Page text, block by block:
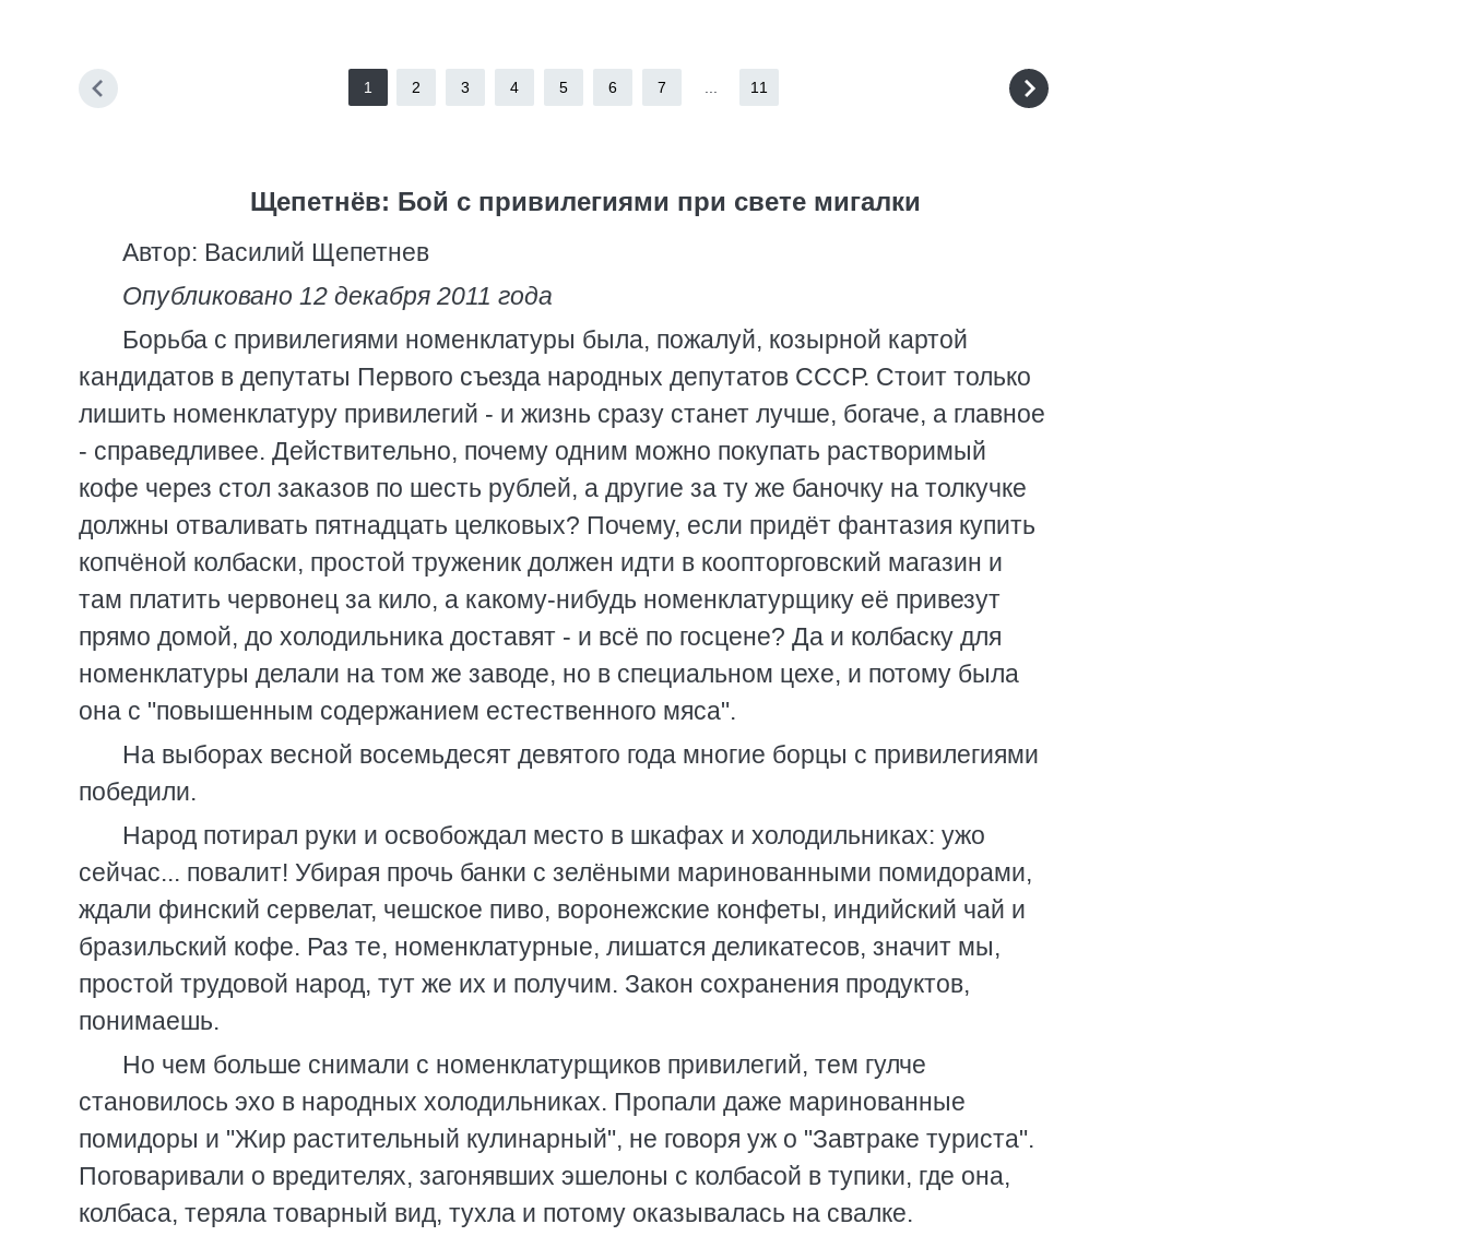
1 2 3 4 5 6 7 11
Щепетнёв: Бой с привилегиями при свете мигалки
Автор: Василий Щепетнев
Опубликовано 12 декабря 2011 года
Борьба с привилегиями номенклатуры была, пожалуй, козырной картой
кандидатов в депутаты Первого съезда народных депутатов СССР. Стоит только
лишить номенклатуру привилегий - и жизнь сразу станет лучше, богаче, а главное
- справедливее. Действительно, почему одним можно покупать растворимый
кофе через стол заказов по шесть рублей, а другие за ту же баночку на толкучке
должны отваливать пятнадцать целковых? Почему, если придёт фантазия купить
копчёной колбаски, простой труженик должен идти в коопторговский магазин и
там платить червонец за кило, а какому-нибудь номенклатурщику её привезут
прямо домой, до холодильника доставят - и всё по госцене? Да и колбаску для
номенклатуры делали на том же заводе, но в специальном цехе, и потому была
она с "повышенным содержанием естественного мяса".
На выборах весной восемьдесят девятого года многие борцы с привилегиями
победили.
Народ потирал руки и освобождал место в шкафах и холодильниках: ужо
сейчас... повалит! Убирая прочь банки с зелёными маринованными помидорами,
ждали финский сервелат, чешское пиво, воронежские конфеты, индийский чай и
бразильский кофе. Раз те, номенклатурные, лишатся деликатесов, значит мы,
простой трудовой народ, тут же их и получим. Закон сохранения продуктов,
понимаешь.
Но чем больше снимали с номенклатурщиков привилегий, тем гулче
становилось эхо в народных холодильниках. Пропали даже маринованные
помидоры и "Жир растительный кулинарный", не говоря уж о "Завтраке туриста".
Поговаривали о вредителях, загонявших эшелоны с колбасой в тупики, где она,
колбаса, теряла товарный вид, тухла и потому оказывалась на свалке.